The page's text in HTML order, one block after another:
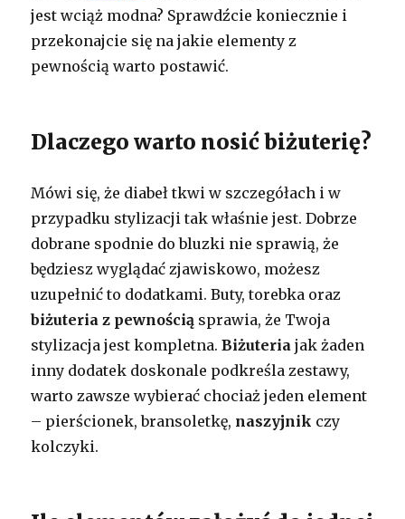
jest wciąż modna? Sprawdźcie koniecznie i
przekonajcie się na jakie elementy z
pewnością warto postawić.
Dlaczego warto nosić biżuterię?
Mówi się, że diabeł tkwi w szczegółach i w
przypadku stylizacji tak właśnie jest. Dobrze
dobrane spodnie do bluzki nie sprawią, że
będziesz wyglądać zjawiskowo, możesz
uzupełnić to dodatkami. Buty, torebka oraz
biżuteria z pewnością sprawia, że Twoja
stylizacja jest kompletna.Biżuteria jak żaden
inny dodatek doskonale podkreśla zestawy,
warto zawsze wybierać chociaż jeden element
– pierścionek, bransoletkę, naszyjnik czy
kolczyki.